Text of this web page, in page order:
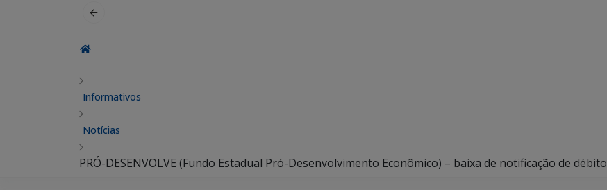
Informativos
Notícias
PRÓ-DESENVOLVE (Fundo Estadual Pró-Desenvolvimento Econômico) – baixa de notificação de débito